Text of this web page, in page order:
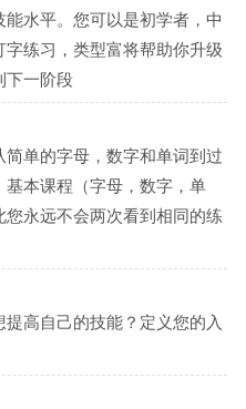
水平。您可以是初学者，中
练习，类型富将帮助你升级
下一阶段
单的字母，数字和单词到过
本课程（字母，数字，单
永远不会两次看到相同的练
高自己的技能？定义您的入